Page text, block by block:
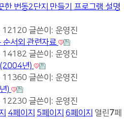
한 번동2단지 만들기 프로그램 설명
12120 글쓴이: 운영진
순서외 관련자료
14182 글쓴이: 운영진
(2004년)
11360 글쓴이: 운영진
)
12230 글쓴이: 운영진
4페이지 5페이지 6페이지 열린7페